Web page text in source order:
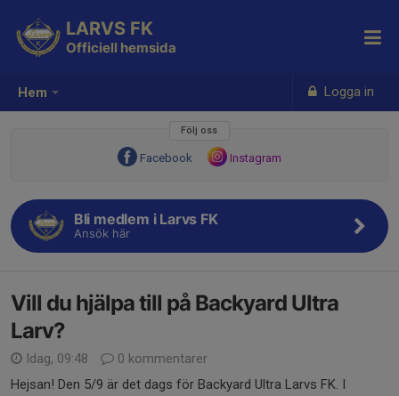
Hem Logga in
LARVS FK
Officiell hemsida
Följ oss
Facebook Instagram
Bli medlem i Larvs FK
Ansök här
Vill du hjälpa till på Backyard Ultra
Larv?
Idag, 09:48
0 kommentarer
Hejsan! Den 5/9 är det dags för Backyard Ultra Larvs FK. I